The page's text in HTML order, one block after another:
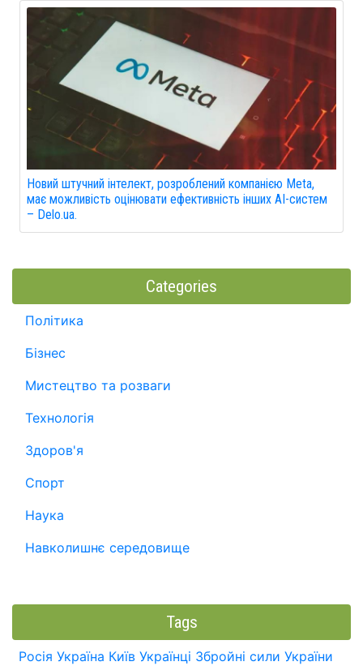
Новий штучний інтелект, розроблений компанією Meta,
має можливість оцінювати ефективність інших AI-систем
– Delo.ua.
Categories
Політика
Бізнес
Мистецтво та розваги
Технологія
Здоров'я
Спорт
Наука
Навколишнє середовище
Tags
Росія Україна Київ Українці Збройні сили України